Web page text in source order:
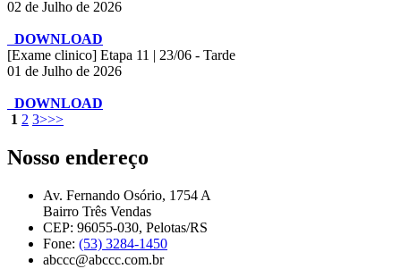
02 de Julho de 2026
DOWNLOAD
[Exame clinico] Etapa 11 | 23/06 - Tarde
01 de Julho de 2026
DOWNLOAD
1 2 3>>>
Nosso endereço
Av. Fernando Osório, 1754 A
Bairro Três Vendas
CEP: 96055-030, Pelotas/RS
Fone: (53) 3284-1450
abccc@abccc.com.br